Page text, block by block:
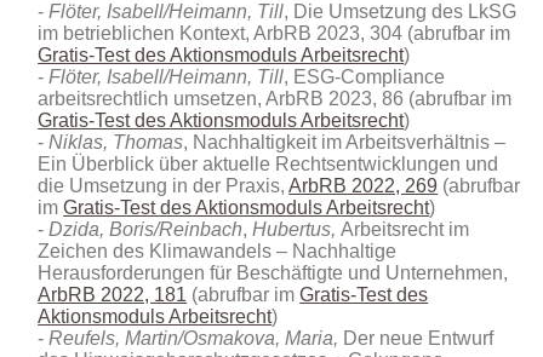
Flöter, Isabell/Heimann, Till, Die Umsetzung des LkSG
im betrieblichen Kontext, ArbRB 2023, 304 (abrufbar im
Gratis-Test des Aktionsmoduls Arbeitsrecht)
Flöter, Isabell/Heimann, Till, ESG-Compliance
arbeitsrechtlich umsetzen, ArbRB 2023, 86 (abrufbar im
Gratis-Test des Aktionsmoduls Arbeitsrecht)
Niklas, Thomas, Nachhaltigkeit im Arbeitsverhältnis –
Ein Überblick über aktuelle Rechtsentwicklungen und
die Umsetzung in der Praxis,ArbRB 2022, 269 (abrufbar
imGratis-Test des Aktionsmoduls Arbeitsrecht)
Dzida, Boris/Reinbach,Hubertus,Arbeitsrecht im
Zeichen des Klimawandels – Nachhaltige
Herausforderungen für Beschäftigte und Unternehmen,
ArbRB 2022, 181 (abrufbar imGratis-Test des
Aktionsmoduls Arbeitsrecht)
Reufels, Martin/Osmakova, Maria, Der neue Entwurf